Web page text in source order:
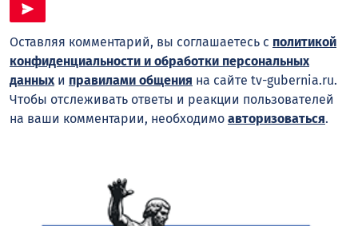
Оставляя комментарий, вы соглашаетесь с политикой
конфиденциальности и обработки персональных
данных и правилами общения на сайте tv-gubernia.ru.
Чтобы отслеживать ответы и реакции пользователей
на ваши комментарии, необходимо авторизоваться.